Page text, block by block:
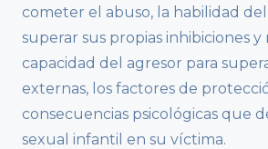
cometer el abuso, la habilidad
superar sus propias inhibiciones y
capacidad del agresor para
externas, los factores de
consecuencias psicológicas que
sexual infantil en su víctima.